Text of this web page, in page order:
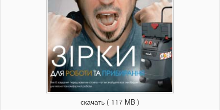
скачать ( 117 MB )